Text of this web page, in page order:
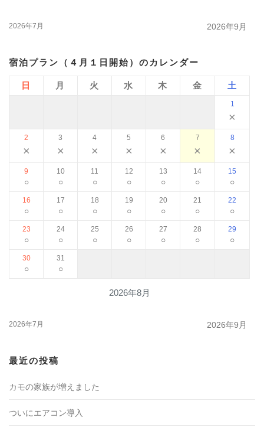
2026年7月 2026年9月
宿泊プラン（４月１日開始）のカレンダー
2026年8月
日 月 火 水 木 金 土
1
×
2
×
3
×
4
×
5
×
6
×
7
×
8
×
9
○
10
○
11
○
12
○
13
○
14
○
15
○
16
○
17
○
18
○
19
○
20
○
21
○
22
○
23
○
24
○
25
○
26
○
27
○
28
○
29
○
30
○
31
○
2026年7月 2026年9月
最近の投稿
カモの家族が増えました
ついにエアコン導入